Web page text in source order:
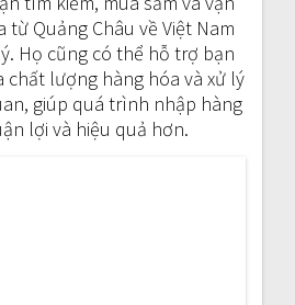
từ Quảng Châu về Việt Nam
Họ cũng có thể hỗ trợ bạn
chất lượng hàng hóa và xử lý
giúp quá trình nhập hàng
lợi và hiệu quả hơn.